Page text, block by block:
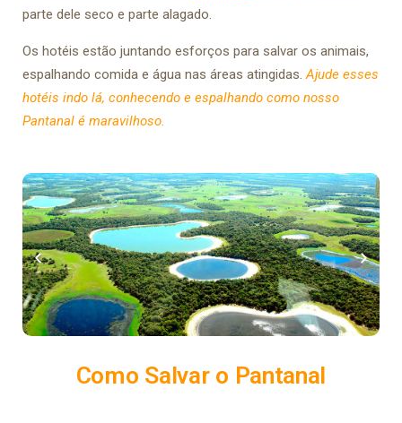
parte dele seco e parte alagado.
Os hotéis estão juntando esforços para salvar os animais,
espalhando comida e água nas áreas atingidas.Ajude esses
hotéis indo lá, conhecendo e espalhando como nosso
Pantanal é maravilhoso.
Como Salvar o Pantanal